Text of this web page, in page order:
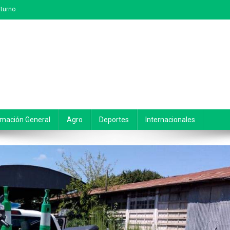
General Agro Deportes Internacionales